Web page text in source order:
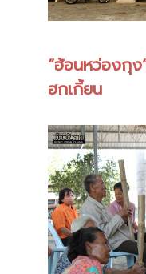
“ฮ้อนหว่องกุง
ฮกเกี้ยน